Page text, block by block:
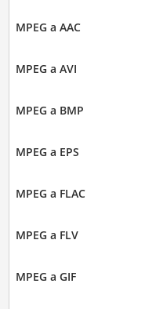
MPEG a AAC
MPEG a AVI
MPEG a BMP
MPEG a EPS
MPEG a FLAC
MPEG a FLV
MPEG a GIF